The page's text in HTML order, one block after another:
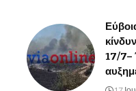
17/7–